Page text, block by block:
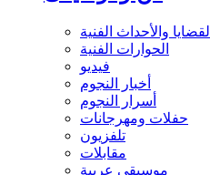
القضايا والأحداث الفنية
الحوارات الفنية
فيديو
أخبار النجوم
أسرار النجوم
حفلات ومهرجانات
تلفزيون
مقابلات
موسيقى عربية